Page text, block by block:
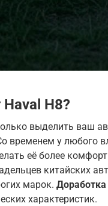
H8?
выделить ваш
временем у любого
её более
китайских
марок. Доработка
характеристик.